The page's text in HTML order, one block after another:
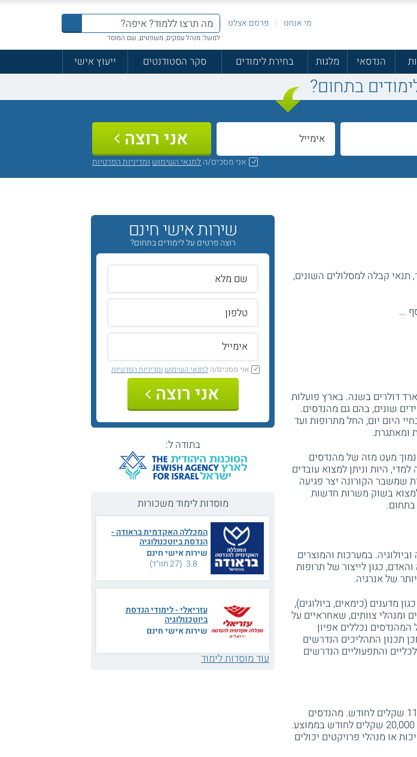
מי אנחנו פרסם אצלנו
למשל: מנהל עסקים, משפטים, שם המוסד
הנדסאי מלגות בחירת לימודים סקר הסטודנטים ייעוץ אישי
בתחום?
אני מסכים/הלתנאי השימושומדיניות הפרטיות
אני רוצה
קבלה למסלולים השונים,
...
דולרים בשנה. בארץ פועלות
שונים, בהם גם מהנדסים.
היום יום, החל מתרופות ועד
ומאתגרת.
מעט מזה של מהנדסים
היות וניתן למצוא עובדים
שמשבר הקורונה יצר פגיעה
בשוק משרות חדשות
בתחום.
במערכות והמוצרים
כגון לייצור של תרופות
של אנרגיה.
מדענים (כימאים, ביולוגים),
ומנהלי צוותים, שאחראיים על
נכללים אפיון
תכנון התהליכים הנדרשים
והתפעוליים הנדרשים
המשכורת הממוצעת למהנדסים מתחילים בתחום זה היא בין 10,000 - 11,000 שקלים לחודש. מהנדסים
מנוסים וותיקים יותר מגיעים לרמות תגמול גבוהות יותר שנעות בין 15,000 - 20,000 שקלים לחודש בממוצע.
או מנהלי פרויקטים יכולים
שירות אישי חינם
רוצה פרטים על לימודים בתחום?
אני מסכים/הלתנאי השימוש ומדיניות הפרטיות
אני רוצה
בתודה ל:
מוסדות לימוד משכורות
המכללה האקדמית בראודה -
הנדסת ביוטכנולוגיה
שירות אישי חינם
3.8 (27 חוו"ד)
עזריאלי - לימודי הנדסת
ביוטכנולוגיה
שירות אישי חינם
עוד מוסדות לימוד